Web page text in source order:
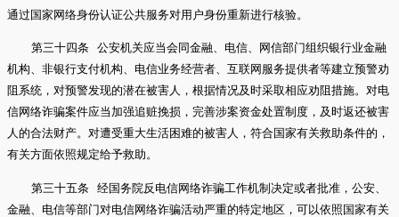
通过国家网络身份认证公共服务对用户身份重新进行核验。
第三十四条 公安机关应当会同金融、电信、网信部门组织银行业金融
机构、非银行支付机构、电信业务经营者、互联网服务提供者等建立预警劝
阻系统，对预警发现的潜在被害人，根据情况及时采取相应劝阻措施。对电
信网络诈骗案件应当加强追赃挽损，完善涉案资金处置制度，及时返还被害
人的合法财产。对遭受重大生活困难的被害人，符合国家有关救助条件的，
有关方面依照规定给予救助。
第三十五条 经国务院反电信网络诈骗工作机制决定或者批准，公安、
金融、电信等部门对电信网络诈骗活动严重的特定地区，可以依照国家有关